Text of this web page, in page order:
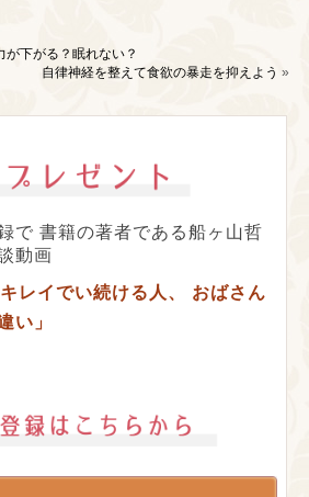
が下がる？眠れない？
自律神経を整えて食欲の暴走を抑えよう »
で 書籍の著者である船ヶ山哲
動画
レイでい続ける人、
おばさん
い」